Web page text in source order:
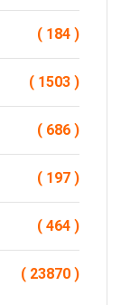
( 184 )
( 1503 )
( 686 )
( 197 )
( 464 )
( 23870 )